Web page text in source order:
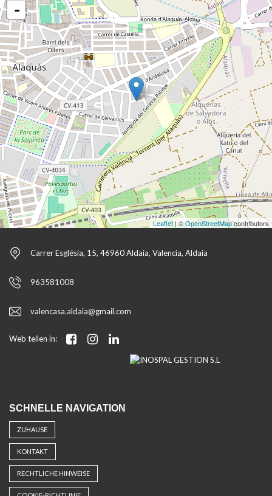
-
Leaflet | ©OpenStreetMapcontributors
Carrer Església, 15, 46960 Aldaia, Valencia, Aldaia
963581008
valencasa.aldaia@gmail.com
Web teilen in:
SCHNELLE NAVIGATION
ZUHAUSE
KONTAKT
RECHTLICHE HINWEISE